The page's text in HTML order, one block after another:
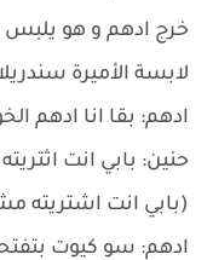
خرج ادهم و هو يلبس
لابسة الأميرة
ادهم: بقا انا ادهم
حنين: بابي انت
(بابي انت اشتريته
ادهم: سو كيوت